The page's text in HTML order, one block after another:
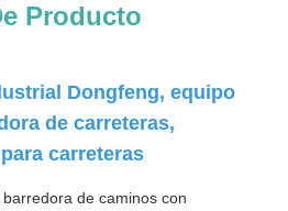
Producto
Dongfeng, equipo
de carreteras,
carreteras
de caminos con